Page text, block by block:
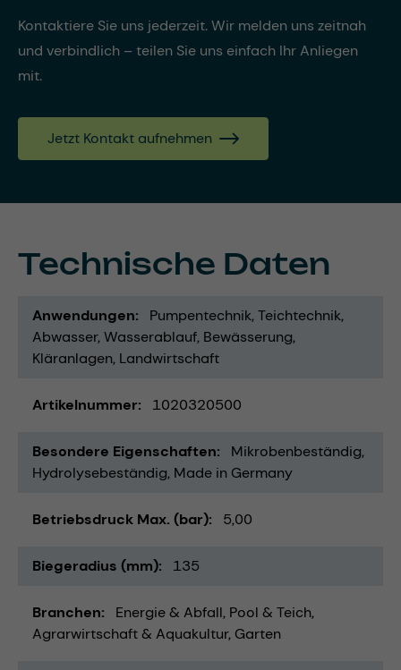
Kontaktiere Sie uns jederzeit. Wir melden uns zeitnah
und verbindlich – teilen Sie uns einfach Ihr Anliegen
mit.
Jetzt Kontakt aufnehmen
Technische Daten
Anwendungen Pumpentechnik Teichtechnik
Abwasser Wasserablauf Bewässerung
Kläranlagen Landwirtschaft
Artikelnummer 1020320500
Besondere Eigenschaften
Mikrobenbeständig
Hydrolysebeständig Made in Germany
Betriebsdruck Max. (bar) 5,00
Biegeradius (mm) 135
Branchen Energie & Abfall Pool & Teich
Agrarwirtschaft & Aquakultur Garten